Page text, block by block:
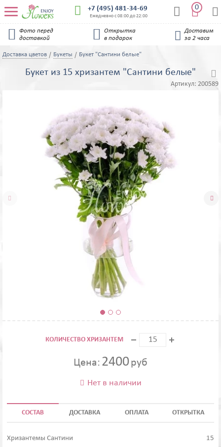
 +7 (495) 481-34-69
Ежедневно с 08:00 до 22:00  
0 

Фото перед
доставкой

Открытка
в подарок

Доставим
за 2 часа
Доставка цветов Букеты Букет "Сантини белые"
Букет из 15 хризантем "Сантини белые"
Артикул: 200589
 
КОЛИЧЕСТВО ХРИЗАНТЕМ
Цена: 2400руб
 Нет в наличии
СОСТАВ ДОСТАВКА ОПЛАТА ОТКРЫТКА
Хризантемы Сантини 15
